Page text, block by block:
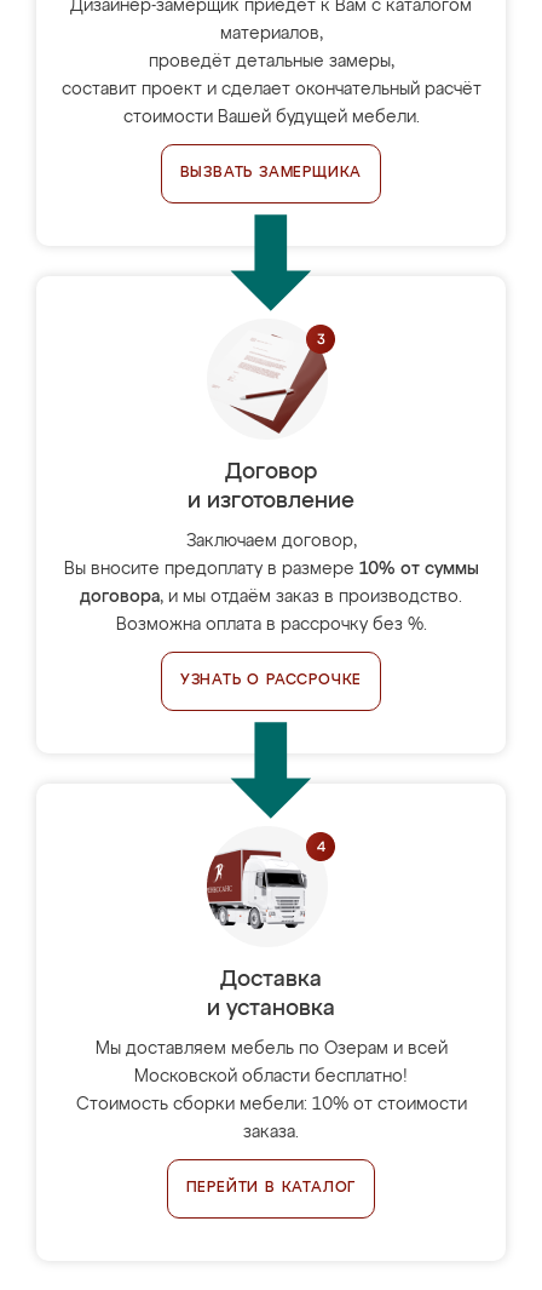
Дизайнер-замерщик приедет к Вам с каталогом
материалов,
проведёт детальные замеры,
составит проект и сделает окончательный расчёт
стоимости Вашей будущей мебели.
ВЫЗВАТЬ ЗАМЕРЩИКА
Договор
и изготовление
Заключаем договор,
Вы вносите предоплату в размере 10% от суммы
договора, и мы отдаём заказ в производство.
Возможна оплата в рассрочку без %.
УЗНАТЬ О РАССРОЧКЕ
Доставка
и установка
Мы доставляем мебель по Озерам и всей
Московской области бесплатно!
Стоимость сборки мебели: 10% от стоимости
заказа.
ПЕРЕЙТИ В КАТАЛОГ